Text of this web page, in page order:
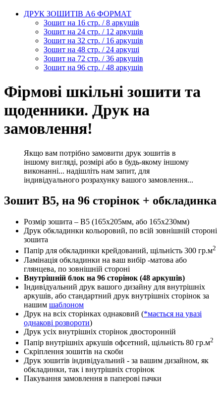
ДРУК ЗОШИТІВ А6 ФОРМАТ
Зошит на 16 стр. / 8 аркушів
Зошит на 24 стр. / 12 аркушів
Зошит на 32 стр. / 16 аркушів
Зошит на 48 стр. / 24 аркуші
Зошит на 72 стр. / 36 аркушів
Зошит на 96 стр. / 48 аркушів
Фірмові шкільні зошити та
щоденники. Друк на
замовлення!
Якщо вам потрібно замовити друк зошитів в
іншому вигляді, розмірі або в будь-якому іншому
виконанні... надішліть нам запит, для
індивідуального розрахунку вашого замовлення...
Зошит В5, на 96 сторінок + обкладинка
Розмір зошита – В5 (165х205мм, або 165х230мм)
Друк обкладинки кольоровий, по всій зовнішній стороні
зошита
Папір для обкладинки крейдований, щільність 300 гр.м2
Ламінація обкладинки на ваш вибір -матова або
глянцева, по зовнішній стороні
Внутрішній блок на 96 сторінок (48 аркушів)
Індивідуальний друк вашого дизайну для внутрішніх
аркушів, або стандартний друк внутрішніх сторінок за
нашим шаблоном
Друк на всіх сторінках однаковий (*мається на увазі
однакові розвороти)
Друк усіх внутрішніх сторінок двосторонній
Папір внутрішніх аркушів офсетний, щільність 80 гр.м2
Скріплення зошитів на скоби
Друк зошитів індивідуальний - за вашим дизайном, як
обкладинки, так і внутрішніх сторінок
Пакування замовлення в паперові пачки